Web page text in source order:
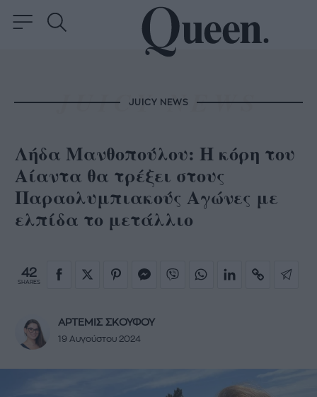
JUICY NEWS
Λήδα Μανθοπούλου: Η κόρη του
Αίαντα θα τρέξει στους
Παραολυμπιακούς Αγώνες με
ελπίδα το μετάλλιο
42
SHARES
ΑΡΤΕΜΙΣ ΣΚΟΥΦΟΥ
19 Αυγούστου 2024